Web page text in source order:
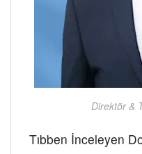
Direktör &
Tıbben İnceleyen